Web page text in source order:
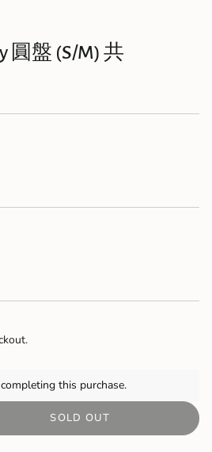
圓盤 (S/M) 共
this purchase.
SOLD OUT